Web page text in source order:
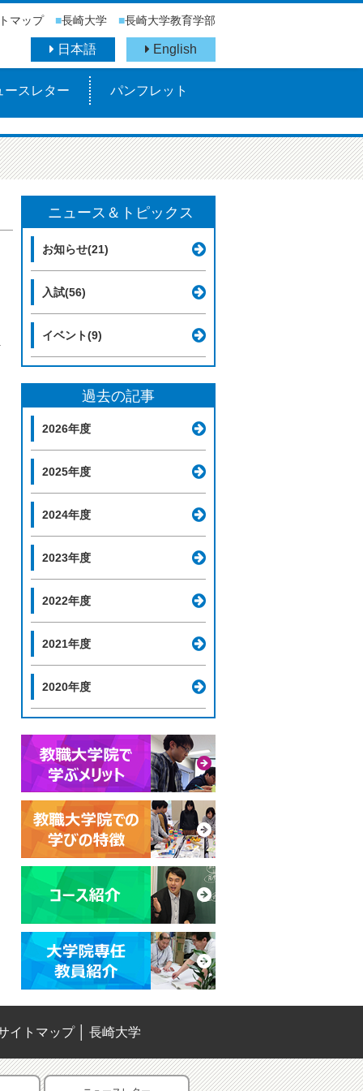
マップ ■長崎大学 ■長崎大学教育学部
日本語 English
ースレター パンフレット
ニュース＆トピックス
お知らせ(21)
入試(56)
イベント(9)
過去の記事
2026年度
2025年度
2024年度
2023年度
2022年度
2021年度
2020年度
イトマップ│ 長崎大学